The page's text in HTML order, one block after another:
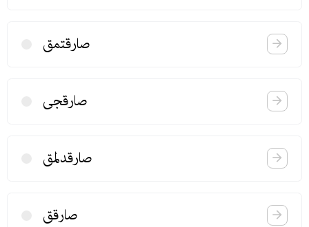
صارقتمق
صارقجی
صارقدلمق
صارقق